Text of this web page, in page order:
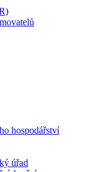
hospodářství
úřad